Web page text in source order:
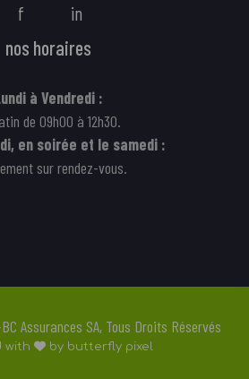
f
in
nos horaires
à Vendredi :
de 09h00 à 12h30.
en soirée et le samedi :
sur rendez-vous.
Assurances SA, Tous Droits Réservés
with by butterfly pixel